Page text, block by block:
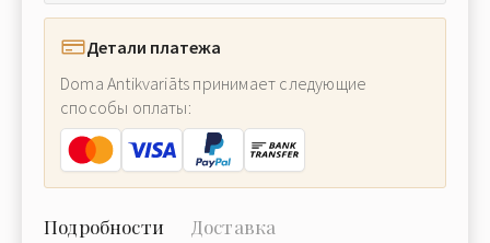
Детали платежа
Doma Antikvariāts принимает следующие
способы оплаты:
Подробности Доставка